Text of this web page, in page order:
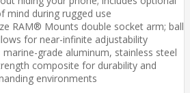
mind during rugged use
RAM® Mounts double socket arm; ball
for near-infinite adjustability
grade aluminum, stainless steel
composite for durability and
environments